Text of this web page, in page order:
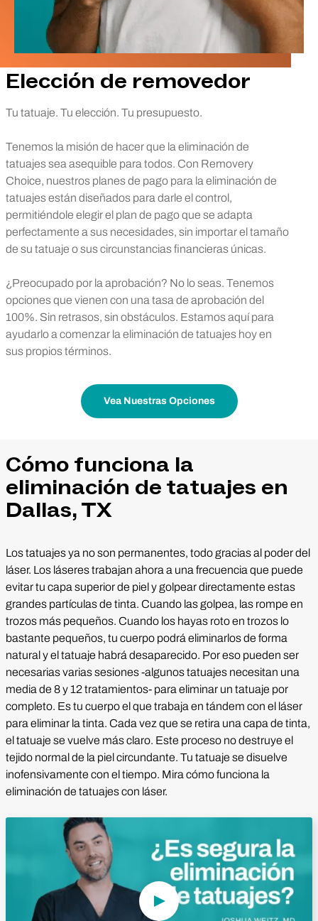
Elección de removedor
Tu tatuaje. Tu elección. Tu presupuesto.
Tenemos la misión de hacer que la eliminación de
tatuajes sea asequible para todos. Con Removery
Choice, nuestros planes de pago para la eliminación de
tatuajes están diseñados para darle el control,
permitiéndole elegir el plan de pago que se adapta
perfectamente a sus necesidades, sin importar el tamaño
de su tatuaje o sus circunstancias financieras únicas.
¿Preocupado por la aprobación? No lo seas. Tenemos
opciones que vienen con una tasa de aprobación del
100%. Sin retrasos, sin obstáculos. Estamos aquí para
ayudarlo a comenzar la eliminación de tatuajes hoy en
sus propios términos.
Vea Nuestras Opciones
Cómo funciona la
eliminación de tatuajes en
Dallas, TX
Los tatuajes ya no son permanentes, todo gracias al poder del
láser. Los láseres trabajan ahora a una frecuencia que puede
evitar tu capa superior de piel y golpear directamente estas
grandes partículas de tinta. Cuando las golpea, las rompe en
trozos más pequeños. Cuando los hayas roto en trozos lo
bastante pequeños, tu cuerpo podrá eliminarlos de forma
natural y el tatuaje habrá desaparecido. Por eso pueden ser
necesarias varias sesiones -algunos tatuajes necesitan una
media de 8 y 12 tratamientos- para eliminar un tatuaje por
completo. Es tu cuerpo el que trabaja en tándem con el láser
para eliminar la tinta. Cada vez que se retira una capa de tinta,
el tatuaje se vuelve más claro. Este proceso no destruye el
tejido normal de la piel circundante. Tu tatuaje se disuelve
inofensivamente con el tiempo. Mira cómo funciona la
eliminación de tatuajes con láser.